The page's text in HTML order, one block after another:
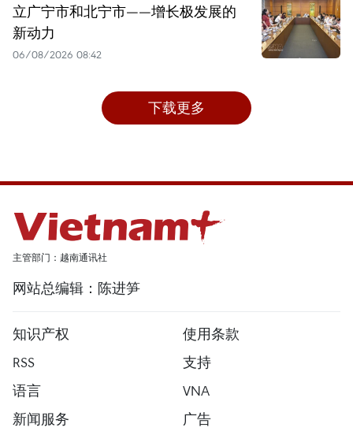
立广宁市和北宁市——增长极发展的
新动力
06/08/2026 08:42
下载更多
主管部门：越南通讯社
网站总编辑：陈进笋
知识产权
使用条款
RSS
支持
语言
VNA
新闻服务
广告